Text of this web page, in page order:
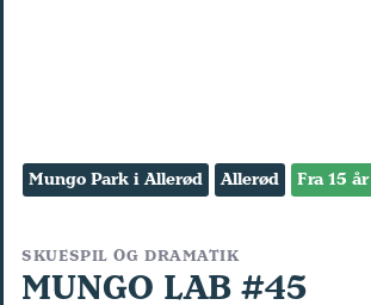
Mungo Park i Allerød Allerød Fra 15 år
SKUESPIL OG DRAMATIK
MUNGO LAB #45